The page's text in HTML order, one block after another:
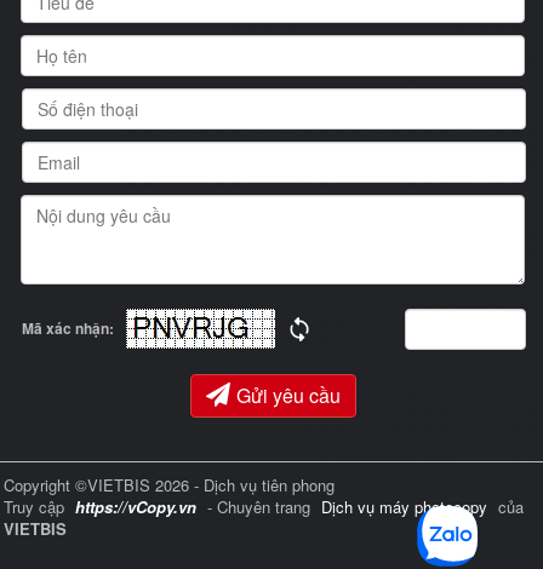
Mã xác nhận:
Gửi yêu cầu
Copyright ©VIETBIS 2026 - Dịch vụ tiên phong
Truy cập https://vCopy.vn - Chuyên trang Dịch vụ máy photocopy của
VIETBIS